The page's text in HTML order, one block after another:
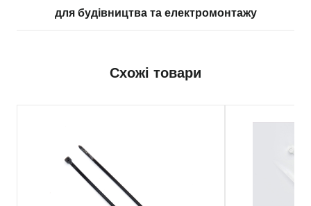
для будівництва та електромонтажу
Схожі товари